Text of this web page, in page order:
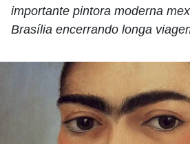
importante pintora moderna
Brasília encerrando longa